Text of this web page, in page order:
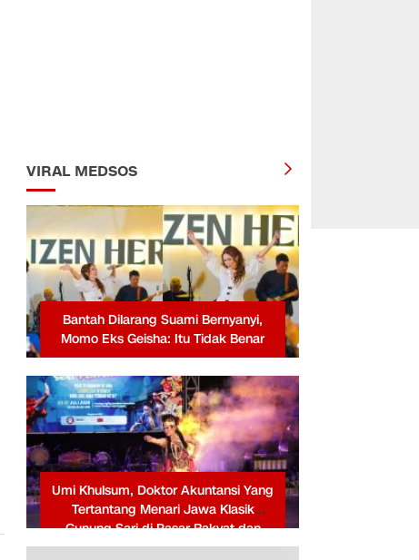
VIRAL MEDSOS
Bantah Dilarang Suami Bernyanyi,
Momo Eks Geisha: Itu Tidak Benar
Umi Khulsum, Doktor Akuntansi Yang
Tertantang Menari Jawa Klasik
Gunung Sari di Pasar Rakyat dan
Budaya Jawa Tengah